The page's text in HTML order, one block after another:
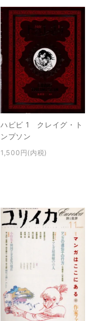
ハビビ 1 クレイグ・ト
ンプソン
1,500円(内税)